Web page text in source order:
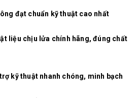
đạt chuẩn kỹ thuật cao nhất
liệu chịu lửa chính hãng, đúng chất
kỹ thuật nhanh chóng, minh bạch